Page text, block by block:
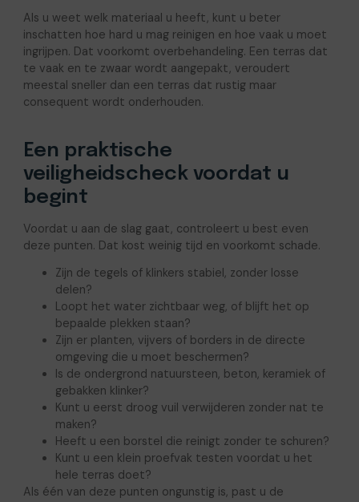
Als u weet welk materiaal u heeft, kunt u beter
inschatten hoe hard u mag reinigen en hoe vaak u moet
ingrijpen. Dat voorkomt overbehandeling. Een terras dat
te vaak en te zwaar wordt aangepakt, veroudert
meestal sneller dan een terras dat rustig maar
consequent wordt onderhouden.
Een praktische
veiligheidscheck voordat u
begint
Voordat u aan de slag gaat, controleert u best even
deze punten. Dat kost weinig tijd en voorkomt schade.
Zijn de tegels of klinkers stabiel, zonder losse
delen?
Loopt het water zichtbaar weg, of blijft het op
bepaalde plekken staan?
Zijn er planten, vijvers of borders in de directe
omgeving die u moet beschermen?
Is de ondergrond natuursteen, beton, keramiek of
gebakken klinker?
Kunt u eerst droog vuil verwijderen zonder nat te
maken?
Heeft u een borstel die reinigt zonder te schuren?
Kunt u een klein proefvak testen voordat u het
hele terras doet?
Als één van deze punten ongunstig is, past u de